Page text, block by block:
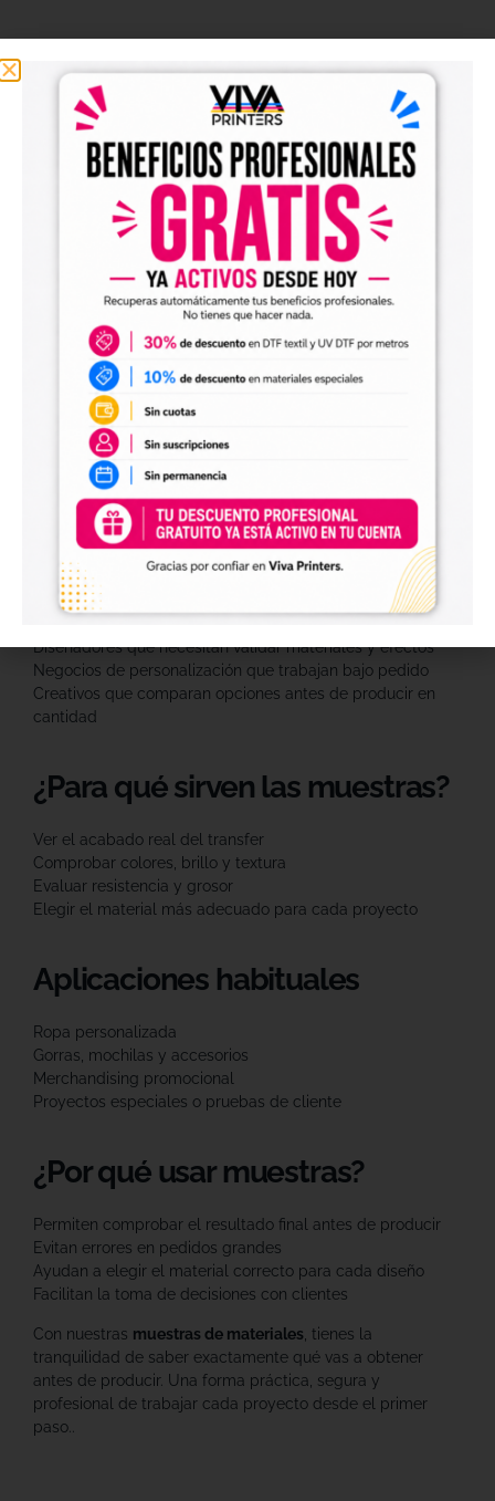
Muestras de Materiales –
Comprueba la Calidad Antes
de Producir
Nuestra sección demuestrasestá pensada para que
puedas ver y tocar los materiales antes de dar el paso a
producción. Aquí encontrarásmuestras reales de transfers
, con distintos acabados y efectos, para evaluar el
resultado final con total seguridad.
Las muestras incluyen diferentes tipos de materiales,
acabados brillantes, reflectantes, efectos visuales
especiales y texturas variadas, permitiéndote comprobar
cómo reaccionan a la luz, al color y al uso real. Son la
mejor herramienta para tomar decisiones sin sorpresas.
¿Para quién son?
Diseñadores que necesitan validar materiales y efectos
Negocios de personalización que trabajan bajo pedido
Creativos que comparan opciones antes de producir en
cantidad
¿Para qué sirven las muestras?
Ver el acabado real del transfer
Comprobar colores, brillo y textura
Evaluar resistencia y grosor
Elegir el material más adecuado para cada proyecto
Aplicaciones habituales
Ropa personalizada
Gorras, mochilas y accesorios
Merchandising promocional
Proyectos especiales o pruebas de cliente
¿Por qué usar muestras?
Permiten comprobar el resultado final antes de producir
Evitan errores en pedidos grandes
Ayudan a elegir el material correcto para cada diseño
Facilitan la toma de decisiones con clientes
Con nuestras muestras de materiales , tienes la
tranquilidad de saber exactamente qué vas a obtener
antes de producir. Una forma práctica, segura y
profesional de trabajar cada proyecto desde el primer
paso..